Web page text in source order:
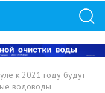
к 2021 году будут
водоводы